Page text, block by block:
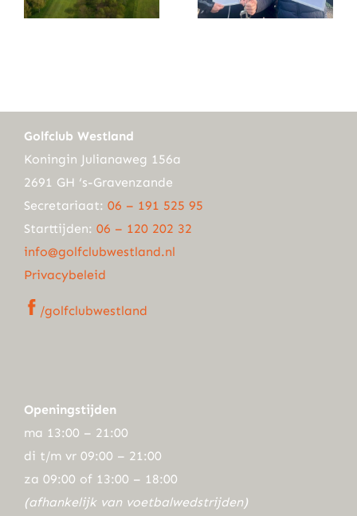
Golfclub Westland
Koningin Julianaweg 156a
2691 GH ‘s-Gravenzande
Secretariaat: 06 – 191 525 95
Starttijden: 06 – 120 202 32
info@golfclubwestland.nl
Privacybeleid
/golfclubwestland
Openingstijden
ma 13:00 – 21:00
di t/m vr 09:00 – 21:00
za 09:00 of 13:00 – 18:00
(afhankelijk van voetbalwedstrijden)